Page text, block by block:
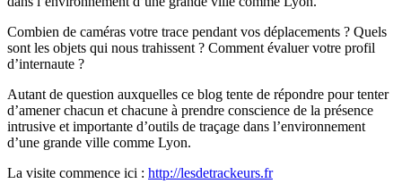
Combien de caméras votre trace pendant vos déplacements ? Quels
sont les objets qui nous trahissent ? Comment évaluer votre profil
d’internaute ?
Autant de question auxquelles ce blog tente de répondre pour tenter
d’amener chacun et chacune à prendre conscience de la présence
intrusive et importante d’outils de traçage dans l’environnement
d’une grande ville comme Lyon.
La visite commence ici : http://lesdetrackeurs.fr